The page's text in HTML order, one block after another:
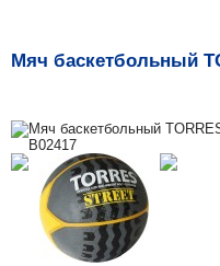
Мяч баскетбольный